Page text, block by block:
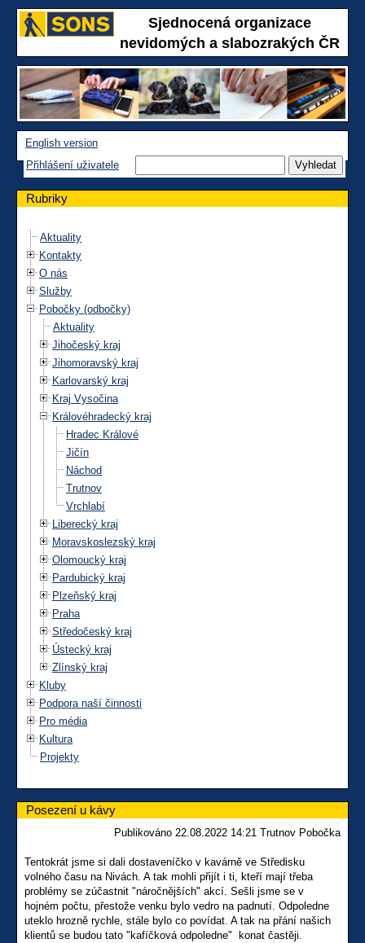
Sjednocená organizace
nevidomých a slabozrakých ČR
English version
Přihlášení uživatele
Rubriky
Aktuality
Kontakty
O nás
Služby
Pobočky (odbočky)
Aktuality
Jihočeský kraj
Jihomoravský kraj
Karlovarský kraj
Kraj Vysočina
Královéhradecký kraj
Hradec Králové
Jičín
Náchod
Trutnov
Vrchlabí
Liberecký kraj
Moravskoslezský kraj
Olomoucký kraj
Pardubický kraj
Plzeňský kraj
Praha
Středočeský kraj
Ústecký kraj
Zlínský kraj
Kluby
Podpora naší činnosti
Pro média
Kultura
Projekty
Posezení u kávy
Publikováno 22.08.2022 14:21 Trutnov Pobočka
Tentokrát jsme si dali dostaveníčko v kavárně ve Středisku
volného času na Nivách. A tak mohli přijít i ti, kteří mají třeba
problémy se zúčastnit "náročnějších" akcí. Sešli jsme se v
hojném počtu, přestože venku bylo vedro na padnutí. Odpoledne
uteklo hrozně rychle, stále bylo co povídat. A tak na přání našich
klientů se budou tato "kafíčková odpoledne" konat častěji.